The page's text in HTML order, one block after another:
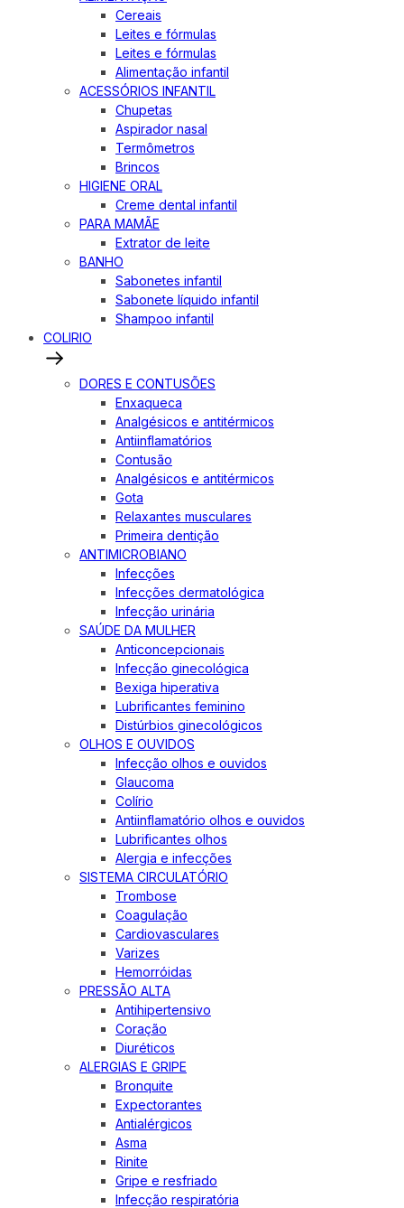
Cereais
Leites e fórmulas
Leites e fórmulas
Alimentação infantil
ACESSÓRIOS INFANTIL
Chupetas
Aspirador nasal
Termômetros
Brincos
HIGIENE ORAL
Creme dental infantil
PARA MAMÃE
Extrator de leite
BANHO
Sabonetes infantil
Sabonete líquido infantil
Shampoo infantil
COLIRIO
DORES E CONTUSÕES
Enxaqueca
Analgésicos e antitérmicos
Antiinflamatórios
Contusão
Analgésicos e antitérmicos
Gota
Relaxantes musculares
Primeira dentição
ANTIMICROBIANO
Infecções
Infecções dermatológica
Infecção urinária
SAÚDE DA MULHER
Anticoncepcionais
Infecção ginecológica
Bexiga hiperativa
Lubrificantes feminino
Distúrbios ginecológicos
OLHOS E OUVIDOS
Infecção olhos e ouvidos
Glaucoma
Colírio
Antiinflamatório olhos e ouvidos
Lubrificantes olhos
Alergia e infecções
SISTEMA CIRCULATÓRIO
Trombose
Coagulação
Cardiovasculares
Varizes
Hemorróidas
PRESSÃO ALTA
Antihipertensivo
Coração
Diuréticos
ALERGIAS E GRIPE
Bronquite
Expectorantes
Antialérgicos
Asma
Rinite
Gripe e resfriado
Infecção respiratória